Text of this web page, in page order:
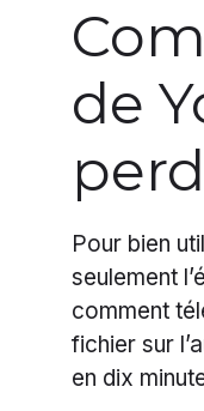
de
Pour bien
seulement
comment
fichier sur
en dix